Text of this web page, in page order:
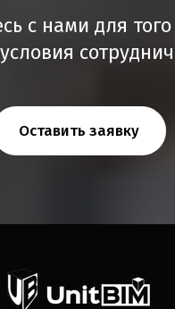
с нами для
Оставить заявку